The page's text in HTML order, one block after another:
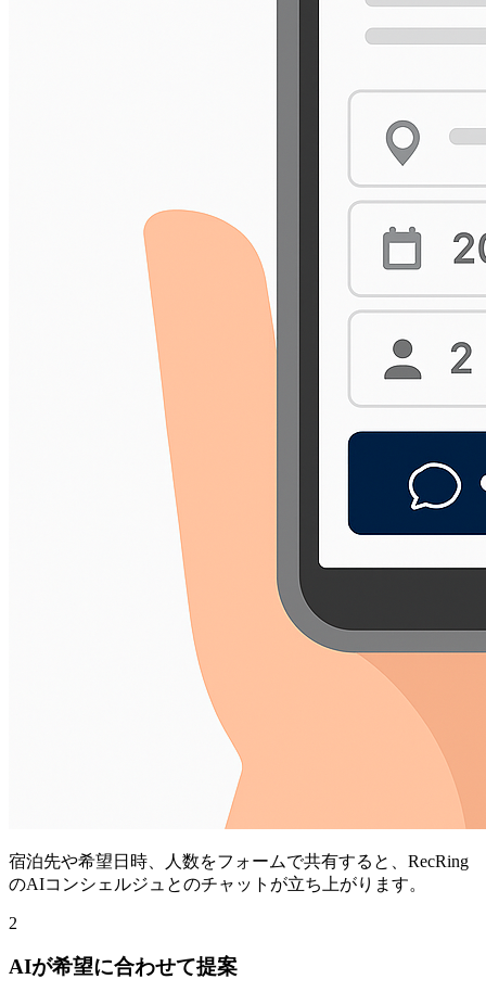
宿泊先や希望日時、人数をフォームで共有すると、RecRing
のAIコンシェルジュとのチャットが立ち上がります。
2
AIが希望に合わせて提案